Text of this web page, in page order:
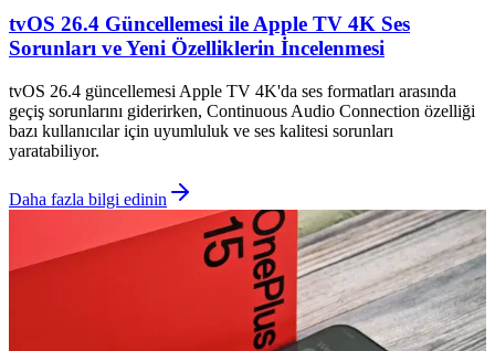
tvOS 26.4 Güncellemesi ile Apple TV 4K Ses
Sorunları ve Yeni Özelliklerin İncelenmesi
tvOS 26.4 güncellemesi Apple TV 4K'da ses formatları arasında
geçiş sorunlarını giderirken, Continuous Audio Connection özelliği
bazı kullanıcılar için uyumluluk ve ses kalitesi sorunları
yaratabiliyor.
Daha fazla bilgi edinin